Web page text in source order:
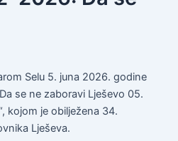
Selu 5. juna 2026. godine
se ne zaboravi Lješevo 05.
kojom je obilježena 34.
Lješeva.